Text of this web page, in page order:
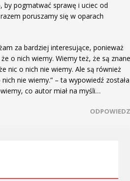
pogmatwać sprawę i uciec od
poruszamy się w oparach
za bardziej interesujące, ponieważ
o nich wiemy. Wiemy też, że są znane
nic o nich nie wiemy. Ale są również
nie wiemy.” – ta wypowiedź została
co autor miał na myśli…
ODPOWIEDZ